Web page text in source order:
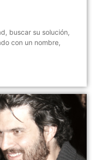
buscar su solución,
con un nombre,